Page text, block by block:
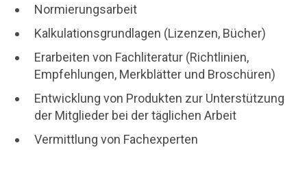
Normierungsarbeit
Kalkulationsgrundlagen (Lizenzen, Bücher)
Erarbeiten von Fachliteratur (Richtlinien,
Empfehlungen, Merkblätter und Broschüren)
Entwicklung von Produkten zur Unterstützung
der Mitglieder bei der täglichen Arbeit
Vermittlung von Fachexperten